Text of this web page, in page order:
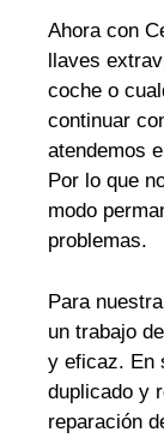
Ahora con
llaves
coche o
continuar
atendemos
Por lo que
modo
problemas.
Para
un trabajo
y eficaz. En
duplicado y
reparación